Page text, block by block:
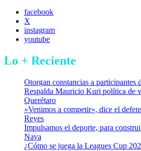
facebook
X
instagram
youtube
Lo + Reciente
Otorgan constancias a participantes
Respalda Mauricio Kuri política de
Querétaro
«Venimos a competir», dice el
Reyes
Impulsamos el deporte, para
Nava
¿Cómo se juega la Leagues Cup